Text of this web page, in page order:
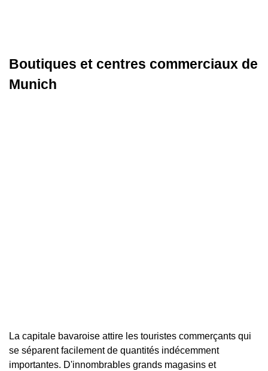
Boutiques et centres commerciaux de
Munich
La capitale bavaroise attire les touristes commerçants qui
se séparent facilement de quantités indécemment
importantes. D'innombrables grands magasins et